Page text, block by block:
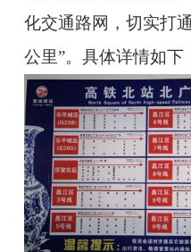
化交通路网，切实打
公里”。具体详情如下